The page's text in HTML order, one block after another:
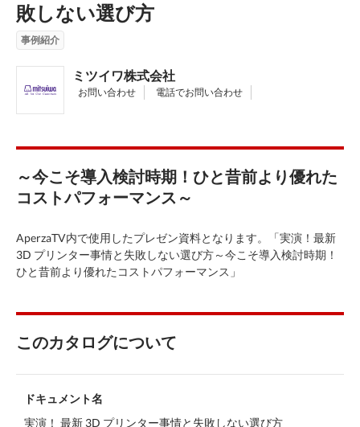
敗しない選び方
事例紹介
ミツイワ株式会社
お問い合わせ 電話でお問い合わせ
～今こそ導入検討時期！ひと昔前より優れた
コストパフォーマンス～
AperzaTV内で使用したプレゼン資料となります。「実演！最新
3D プリンター事情と失敗しない選び方～今こそ導入検討時期！
ひと昔前より優れたコストパフォーマンス」
このカタログについて
ドキュメント名
実演！ 最新 3D プリンター事情と失敗しない選び方